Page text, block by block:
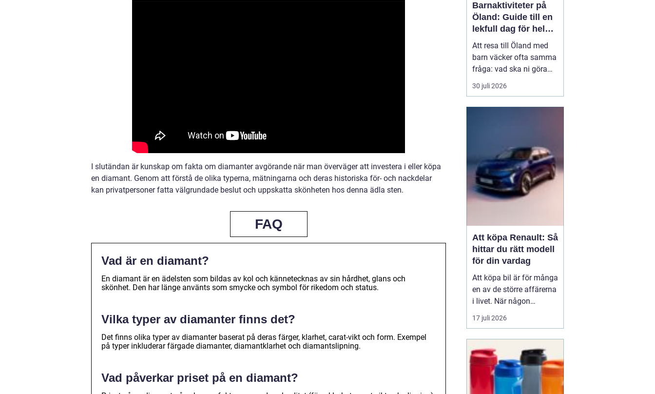
I slutändan är kunskap om fakta om diamanter avgörande när man överväger att investera i eller köpa
en diamant. Genom att förstå de olika typerna, mätningarna och deras historiska för- och nackdelar
kan privatpersoner fatta välgrundade beslut och uppskatta skönheten hos denna ädla sten.
FAQ
Vad är en diamant?
En diamant är en ädelsten som bildas av kol och kännetecknas av sin hårdhet, glans och
skönhet. Den har länge använts som smycke och symbol för rikedom och status.
Vilka typer av diamanter finns det?
Det finns olika typer av diamanter baserat på deras färger, klarhet, carat-vikt och form. Exempel
på typer inkluderar färgade diamanter, diamantklarhet och diamantslipning.
Vad påverkar priset på en diamant?
Barnaktiviteter på
Öland: Guide till en
lekfull dag för hela
familjen
Att resa till Öland med
barn väcker ofta samma
fråga: vad ska ni göra
för att alla ska trivas,
oavsett ålder och
30 juli 2026
Att köpa Renault: Så
hittar du rätt modell
för din vardag
Att köpa bil är för många
en av de större affärerna
i livet. När någon
funderar på att köpa
Renault Skåne
17 juli 2026